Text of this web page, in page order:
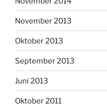
November 2013
Oktober 2013
September 2013
Juni 2013
Oktober 2011